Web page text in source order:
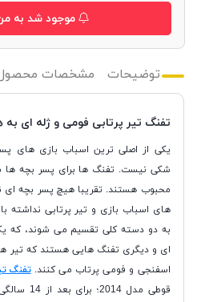
موجود شد به
توضیحات مشخصات
تفنگ تیر پرتابی فومی و ژله ای به
یکی از اصلی ترین اسباب بازی های
شکی نیست. تفنگ ها برای پسر بچه ها
محبوب هستند. تقریبا هیچ پسر بچه ای
های اسباب بازی و تیر پرتابی نداشته
به دو دسته کلی تقسیم می شوند، که
ای و دیگری تفنگ هایی هستند که تیر
اسفنجی و فومی پرتاب می کنند.تفنگ
قوطی